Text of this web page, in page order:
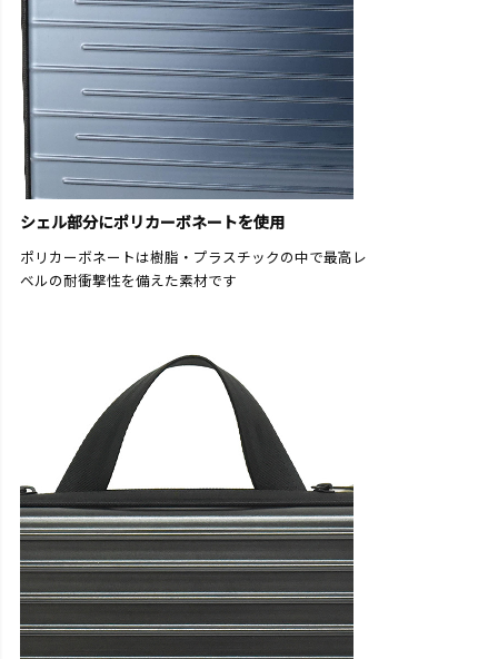
シェル部分にポリカーボネートを使用
ポリカーボネートは樹脂・プラスチックの中で最高レ
ベルの耐衝撃性を備えた素材です